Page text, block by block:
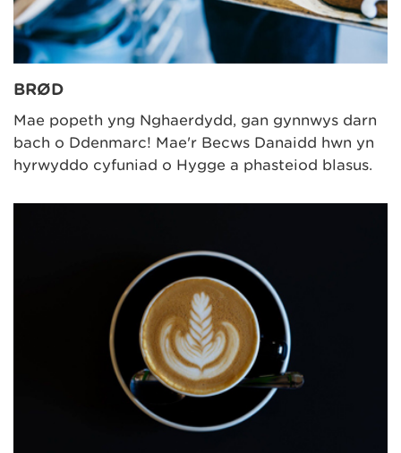
BRØD
Mae popeth yng Nghaerdydd, gan gynnwys darn
bach o Ddenmarc! Mae'r Becws Danaidd hwn yn
hyrwyddo cyfuniad o Hygge a phasteiod blasus.